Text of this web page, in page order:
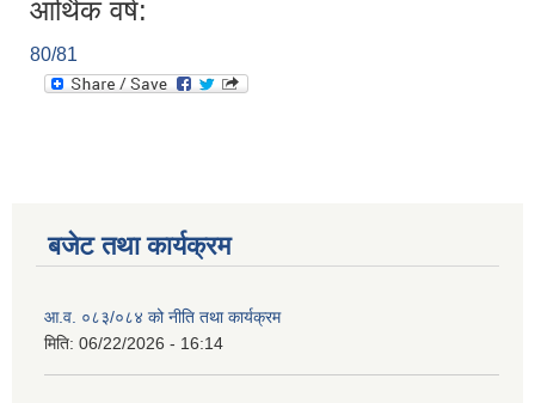
आर्थिक वर्ष:
80/81
बजेट तथा कार्यक्रम
आ.व. ०८३/०८४ को नीति तथा कार्यक्रम
मिति: 06/22/2026 - 16:14